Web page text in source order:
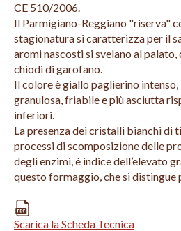
CE 510/2006.
Il Parmigiano-Reggiano "riserva"
stagionatura si caratterizza per il
aromi nascosti si svelano al palato,
chiodi di garofano.
Il colore è giallo paglierino
granulosa, friabile e più asciutta
inferiori.
La presenza dei cristalli bianchi di
processi di scomposizione delle
degli enzimi, è indice dell’elevato
questo formaggio, che si distingue
Scarica la Scheda Tecnica